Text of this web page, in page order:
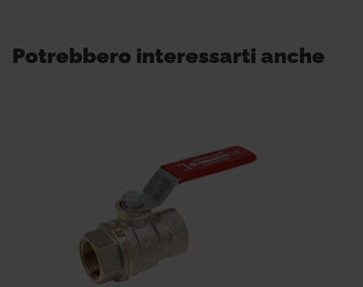
Potrebbero interessarti anche